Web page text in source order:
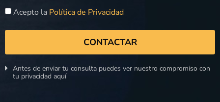
Acepto la Política de Privacidad
CONTACTAR
Antes de enviar tu consulta puedes ver nuestro compromiso con
tu privacidad aquí